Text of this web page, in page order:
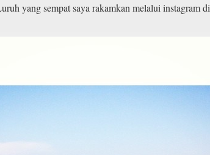
yang sempat saya rakamkan melalui instagram